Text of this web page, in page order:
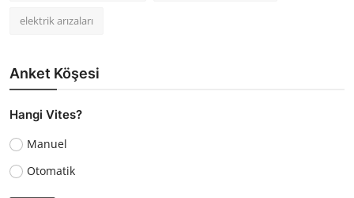
elektrik arızaları
Anket Köşesi
Hangi Vites?
Manuel
Otomatik